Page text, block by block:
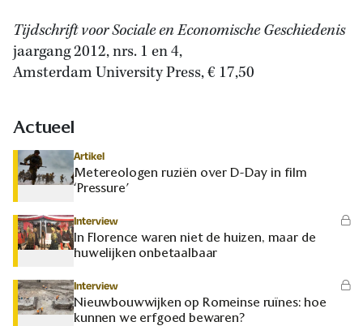
Tijdschrift voor Sociale en Economische Geschiedenis
jaargang 2012, nrs. 1 en 4,
Amsterdam University Press, € 17,50
Actueel
Artikel
Metereologen ruziën over D-Day in film
‘Pressure’
Interview
In Florence waren niet de huizen, maar de
huwelijken onbetaalbaar
Interview
Nieuwbouwwijken op Romeinse ruïnes: hoe
kunnen we erfgoed bewaren?